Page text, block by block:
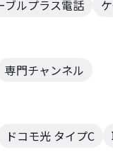
ブルプラス電話
専門チャンネル
ドコモ光 タイプC